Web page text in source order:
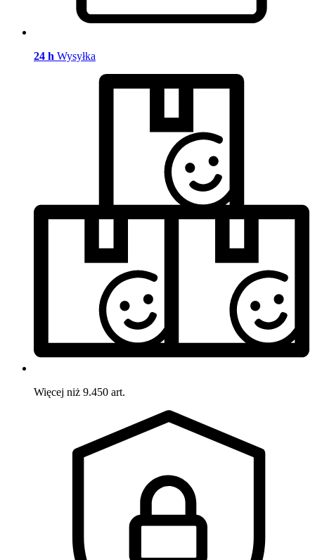
24 h Wysyłka
Więcej niż 9.450 art.